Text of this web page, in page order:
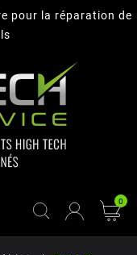
pour la réparation de
0